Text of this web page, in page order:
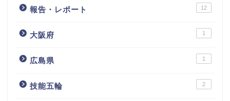
報告・レポート 12
大阪府 1
広島県 1
技能五輪 2